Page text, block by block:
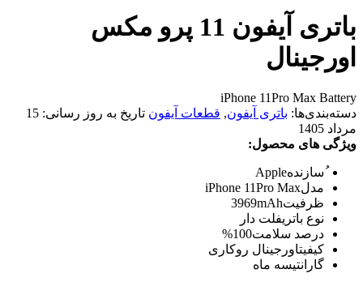
باتری آیفون 11 پرو مکس
اورجینال
iPhone 11Pro Max Battery
دسته‌بندی‌ها: باتری آیفون, قطعات آیفون تاریخ به روز رسانی: 15
مرداد 1405
ویژگی های محصول:
ُسازندهApple
مدلiPhone 11Pro Max
ظرفیت3969mAh
نوع باتریفلت دار
درصد سلامت100%
کیفیتاورجینال روکاری
گارانتیسه ماه